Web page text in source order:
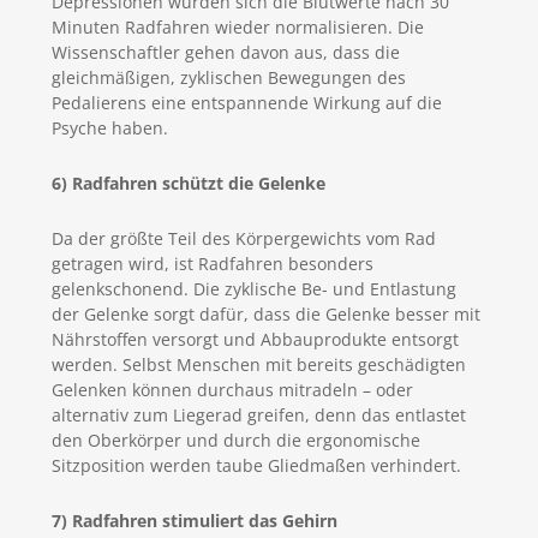
Minuten Radfahren wieder normalisieren. Die
Wissenschaftler gehen davon aus, dass die
gleichmäßigen, zyklischen Bewegungen des
Pedalierens eine entspannende Wirkung auf die
Psyche haben.
6) Radfahren schützt die Gelenke
Da der größte Teil des Körpergewichts vom Rad
getragen wird, ist Radfahren besonders
gelenkschonend. Die zyklische Be- und Entlastung
der Gelenke sorgt dafür, dass die Gelenke besser mit
Nährstoffen versorgt und Abbauprodukte entsorgt
werden. Selbst Menschen mit bereits geschädigten
Gelenken können durchaus mitradeln – oder
alternativ zum Liegerad greifen, denn das entlastet
den Oberkörper und durch die ergonomische
Sitzposition werden taube Gliedmaßen verhindert.
7) Radfahren stimuliert das Gehirn